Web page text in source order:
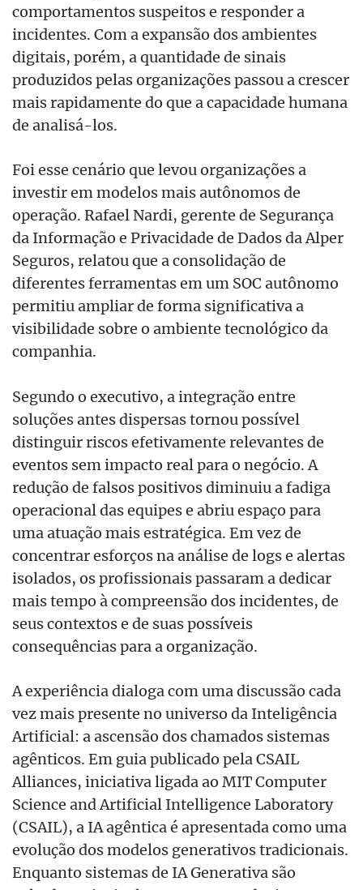
comportamentos suspeitos e responder a
incidentes. Com a expansão dos ambientes
digitais, porém, a quantidade de sinais
produzidos pelas organizações passou a crescer
mais rapidamente do que a capacidade humana
de analisá-los.
Foi esse cenário que levou organizações a
investir em modelos mais autônomos de
operação. Rafael Nardi, gerente de Segurança
da Informação e Privacidade de Dados da Alper
Seguros, relatou que a consolidação de
diferentes ferramentas em um SOC autônomo
permitiu ampliar de forma significativa a
visibilidade sobre o ambiente tecnológico da
companhia.
Segundo o executivo, a integração entre
soluções antes dispersas tornou possível
distinguir riscos efetivamente relevantes de
eventos sem impacto real para o negócio. A
redução de falsos positivos diminuiu a fadiga
operacional das equipes e abriu espaço para
uma atuação mais estratégica. Em vez de
concentrar esforços na análise de logs e alertas
isolados, os profissionais passaram a dedicar
mais tempo à compreensão dos incidentes, de
seus contextos e de suas possíveis
consequências para a organização.
A experiência dialoga com uma discussão cada
vez mais presente no universo da Inteligência
Artificial: a ascensão dos chamados sistemas
agênticos. Em guia publicado pela CSAIL
Alliances, iniciativa ligada ao MIT Computer
Science and Artificial Intelligence Laboratory
(CSAIL), a IA agêntica é apresentada como uma
evolução dos modelos generativos tradicionais.
Enquanto sistemas de IA Generativa são